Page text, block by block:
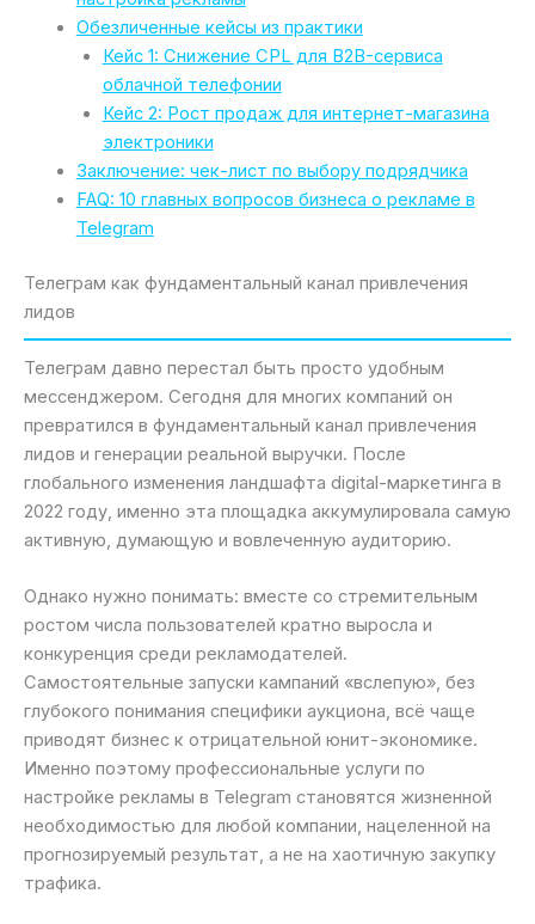
Обезличенные кейсы из практики
Кейс 1: Снижение CPL для B2B-сервиса
облачной телефонии
Кейс 2: Рост продаж для интернет-магазина
электроники
Заключение: чек-лист по выбору подрядчика
FAQ: 10 главных вопросов бизнеса о рекламе в
Telegram
Телеграм как фундаментальный канал привлечения
лидов
Телеграм давно перестал быть просто удобным
мессенджером. Сегодня для многих компаний он
превратился в фундаментальный канал привлечения
лидов и генерации реальной выручки. После
глобального изменения ландшафта digital-маркетинга в
2022 году, именно эта площадка аккумулировала самую
активную, думающую и вовлеченную аудиторию.
Однако нужно понимать: вместе со стремительным
ростом числа пользователей кратно выросла и
конкуренция среди рекламодателей.
Самостоятельные запуски кампаний «вслепую», без
глубокого понимания специфики аукциона, всё чаще
приводят бизнес к отрицательной юнит-экономике.
Именно поэтому профессиональные услуги по
настройке рекламы в Telegram становятся жизненной
необходимостью для любой компании, нацеленной на
прогнозируемый результат, а не на хаотичную закупку
трафика.